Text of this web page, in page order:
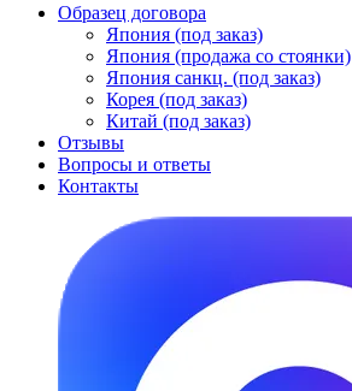
Образец договора
Япония (под заказ)
Япония (продажа со стоянки)
Япония санкц. (под заказ)
Корея (под заказ)
Китай (под заказ)
Отзывы
Вопросы и ответы
Контакты